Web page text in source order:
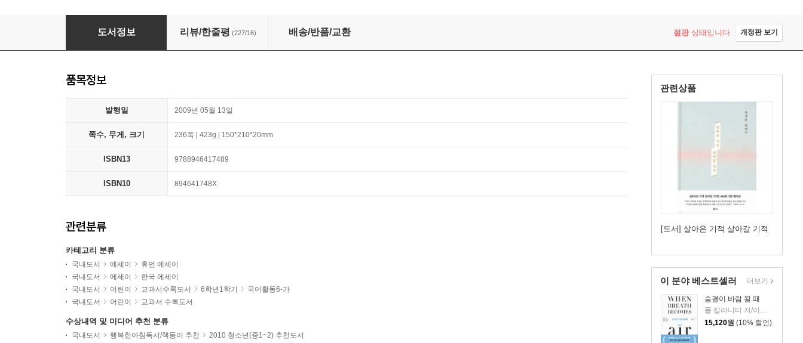
살아온 기적 살아갈 기적
도서정보 리뷰/한줄평 (227/16) 배송/반품/교환 절판상태입니다. 개정판 보기
관련상품
[도서] 살아온 기적 살아갈 기적
이 분야 베스트셀러
숨결이 바람 될 때
폴 칼라니티 저/이종인 역
15,120원 (10% 할인)
더보기
품목정보
발행일 2009년 05월 13일
쪽수, 무게, 크기 236쪽 | 423g | 150*210*20mm
ISBN13 9788946417489
ISBN10 894641748X
관련분류
카테고리 분류
국내도서 에세이
휴먼 에세이
국내도서
에세이
한국 에세이
국내도서
어린이 교과서수록도서 6학년1학기
국어활동6-가
국내도서
어린이 교과서 수록도서
수상내역 및 미디어 추천 분류
국내도서 행복한아침독서/책둥이 추천
2010 청소년(중1~2) 추천도서